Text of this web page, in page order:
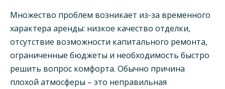
Множество проблем возникает из-за временного
характера аренды: низкое качество отделки,
отсутствие возможности капитального ремонта,
ограниченные бюджеты и необходимость быстро
решить вопрос комфорта. Обычно причина
плохой атмосферы – это неправильная